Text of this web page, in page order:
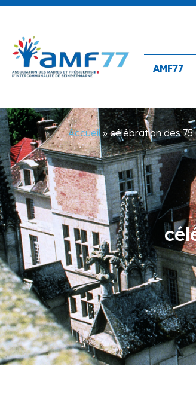
AMF77
Accueil»célébration des